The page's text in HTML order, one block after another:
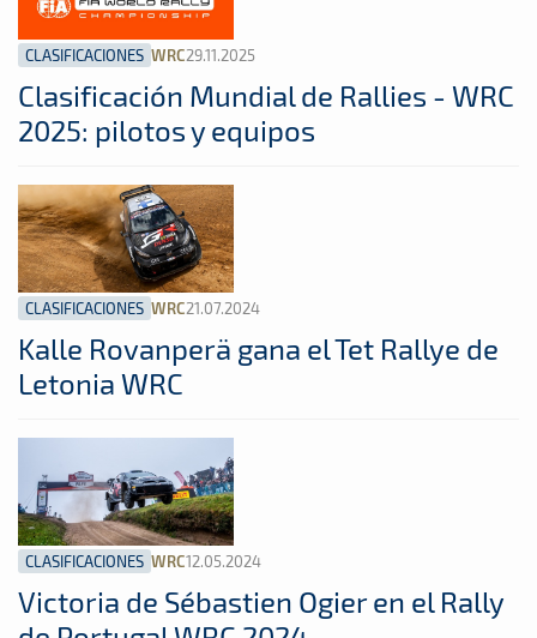
CLASIFICACIONES WRC29.11.2025
Clasificación Mundial de Rallies - WRC
2025: pilotos y equipos
CLASIFICACIONES WRC21.07.2024
Kalle Rovanperä gana el Tet Rallye de
Letonia WRC
CLASIFICACIONES WRC12.05.2024
Victoria de Sébastien Ogier en el Rally